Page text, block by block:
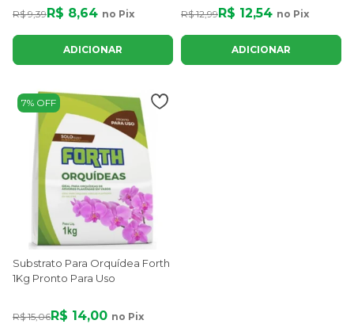
R$ 9,39R$ 8,64 no Pix
ADICIONAR
R$ 12,99R$ 12,54 no Pix
ADICIONAR
7% OFF
Substrato Para Orquídea Forth
1Kg Pronto Para Uso
R$ 15,06R$ 14,00 no Pix